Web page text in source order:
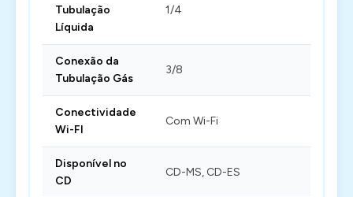
Tubulação
Líquida
1/4
Conexão da
Tubulação Gás
3/8
Conectividade
Wi-FI
Com Wi-Fi
Disponível no
CD
CD-MS, CD-ES